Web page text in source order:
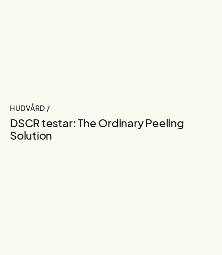
HUDVÅRD /
DSCR testar: The Ordinary Peeling
Solution